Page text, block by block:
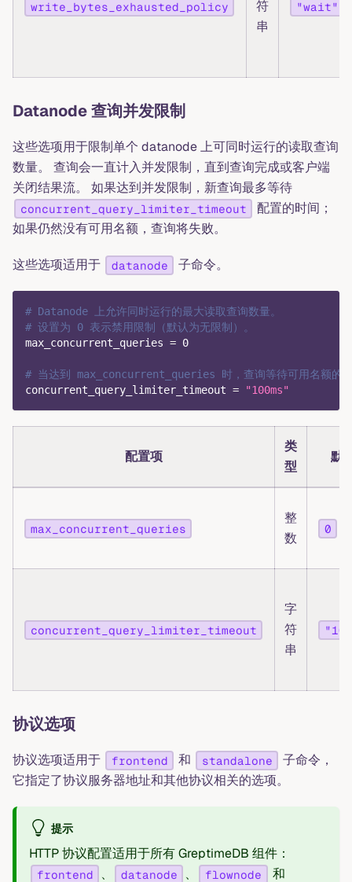
write_bytes_exhausted_policy
符
串
"wait"
Datanode 查询并发限制
这些选项用于限制单个 datanode 上可同时运行的读取查询
数量。 查询会一直计入并发限制，直到查询完成或客户端
关闭结果流。 如果达到并发限制，新查询最多等待
concurrent_query_limiter_timeout
配置的时间；
如果仍然没有可用名额，查询将失败。
这些选项适用于 datanode 子命令。
# Datanode 上允许同时运行的最大读取查询数量。
# 设置为 0 表示禁用限制（默认为无限制）。
max_concurrent_queries = 0
# 当达到 max_concurrent_queries 时，查询等待可用名额的
concurrent_query_limiter_timeout = "100ms"
配置项
类
型
默
max_concurrent_queries
整
数
0
concurrent_query_limiter_timeout
字
符
串
协议选项
协议选项适用于 frontend 和 standalone
子命令，
它指定了协议服务器地址和其他协议相关的选项。
提示
HTTP 协议配置适用于所有 GreptimeDB 组件：
frontend 、 datanode 、 flownode 和